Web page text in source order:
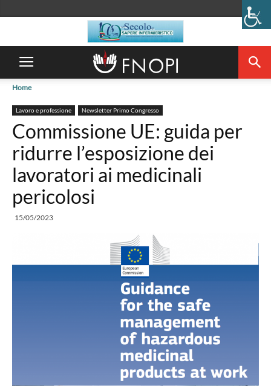
Home
Lavoro e professione Newsletter Primo Congresso
Commissione UE: guida per
ridurre l’esposizione dei
lavoratori ai medicinali
pericolosi
15/05/2023